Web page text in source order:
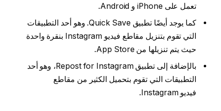
تعمل على iPhone و Android.
كما يوجد أيضًا تطبيق Quick Save. وهو أحد التطبيقات
التي تقوم بتنزيل مقاطع فيديو Instagram بنقرة واحدة
حيث يتم تنزيلها من App Store.
بالإضافة إلى تطبيق Repost for Instagram، وهو أحد
التطبيقات التي تقوم بتحميل الكثير من مقاطع
فيديو Instagram.